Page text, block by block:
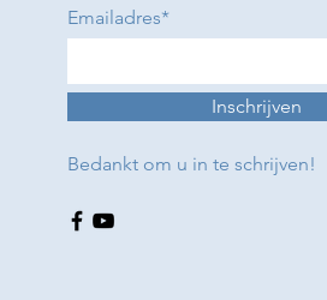
Emailadres*
Inschrijven
Bedankt om u in te schrijven!